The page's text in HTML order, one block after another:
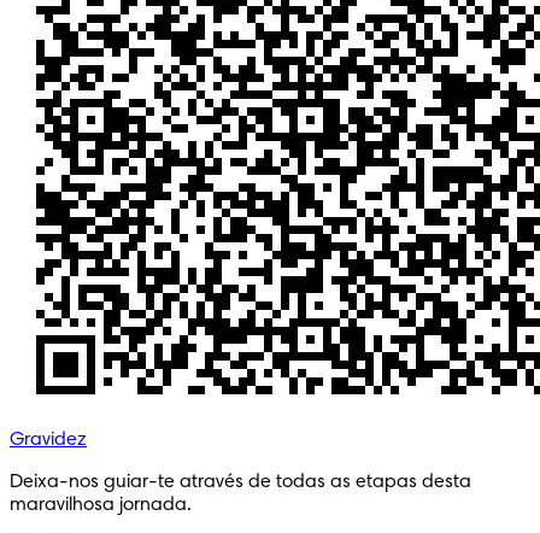
Gravidez
Deixa-nos guiar-te através de todas as etapas desta
maravilhosa jornada.